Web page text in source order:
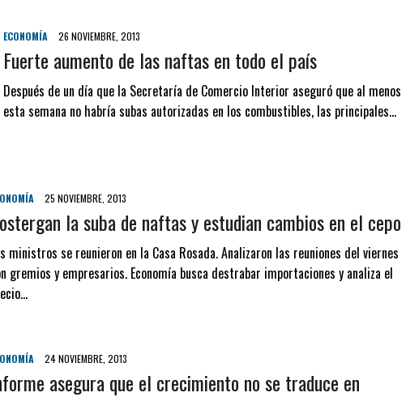
ECONOMÍA 26 NOVIEMBRE, 2013
Fuerte aumento de las naftas en todo el país
Después de un día que la Secretaría de Comercio Interior aseguró que al menos
esta semana no habría subas autorizadas en los combustibles, las principales…
25 NOVIEMBRE, 2013
la suba de naftas y estudian cambios en el cepo
ministros se reunieron en la Casa Rosada. Analizaron las reuniones del viernes
gremios y empresarios. Economía busca destrabar importaciones y analiza el
24 NOVIEMBRE, 2013
asegura que el crecimiento no se traduce en